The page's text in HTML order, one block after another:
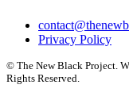
Privacy Policy
© The New Black Project.
Rights Reserved.